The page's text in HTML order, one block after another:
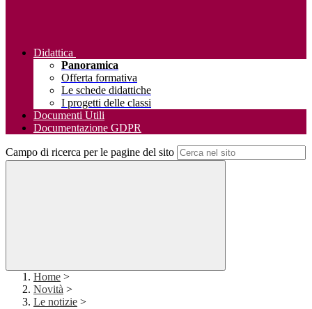
Didattica
Panoramica
Offerta formativa
Le schede didattiche
I progetti delle classi
Documenti Utili
Documentazione GDPR
Campo di ricerca per le pagine del sito
Home >
Novità >
Le notizie >